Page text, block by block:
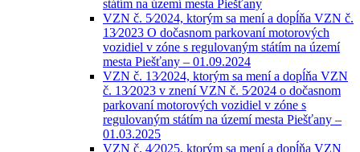
státím na území mesta Piešťany
VZN č. 5⁄2024, ktorým sa mení a dopĺňa VZN č.
13⁄2023 O dočasnom parkovaní motorových
vozidiel v zóne s regulovaným státím na území
mesta Piešťany – 01.09.2024
VZN č. 13⁄2024, ktorým sa mení a dopĺňa VZN
č. 13⁄2023 v znení VZN č. 5⁄2024 o dočasnom
parkovaní motorových vozidiel v zóne s
regulovaným státím na území mesta Piešťany –
01.03.2025
VZN č. 4⁄2025, ktorým sa mení a dopĺňa VZN